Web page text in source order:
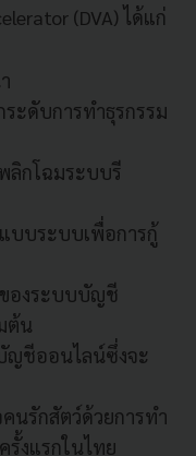
(DVA) ได้แก่
ระดับการทำธุรกรรม
ลิกโฉมระบบรี
บบระบบเพื่อการกู้
องระบบบัญชี
ต้น
ญชีออนไลน์ซึ่งจะ
นรักสัตว์ด้วยการทำ
รั้งแรกในไทย